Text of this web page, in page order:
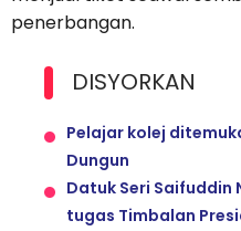
penerbangan.
DISYORKAN
Pelajar kolej
Dungun
Datuk Seri
tugas Timbalan